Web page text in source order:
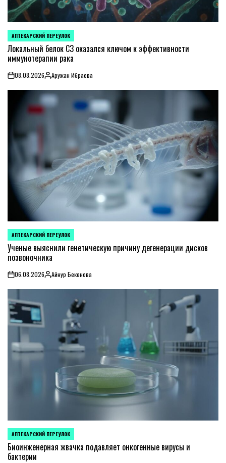
POSTED
IN
АПТЕКАРСКИЙ ПЕРЕУЛОК
Локальный белок C3 оказался ключом к эффективности
иммунотерапии рака
on08.08.2026PostedАружан Ибраева
POSTED
IN
АПТЕКАРСКИЙ ПЕРЕУЛОК
Ученые выяснили генетическую причину дегенерации дисков
позвоночника
on06.08.2026PostedАйнур Бекенова
POSTED
IN
АПТЕКАРСКИЙ ПЕРЕУЛОК
Биоинженерная жвачка подавляет онкогенные вирусы и
бактерии